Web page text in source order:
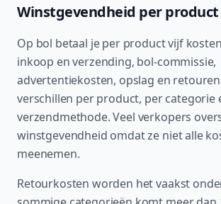
Winstgevendheid per product
Op bol betaal je per product vijf
inkoop en verzending, bol-commissie,
advertentiekosten, opslag en
verschillen per product, per categorie
verzendmethode. Veel verkopers
winstgevendheid omdat ze niet alle
meenemen.
Retourkosten worden het vaakst